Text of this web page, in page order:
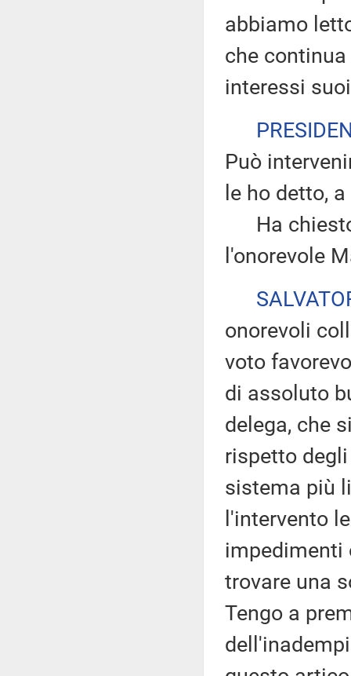
abbiamo
che
interessi
Può
le ho detto,
Ha chiesto
l'onorevole
onorevoli
voto
di assoluto
delega, che
rispetto
sistema più
l'intervento
impedimenti
trovare una
Tengo a